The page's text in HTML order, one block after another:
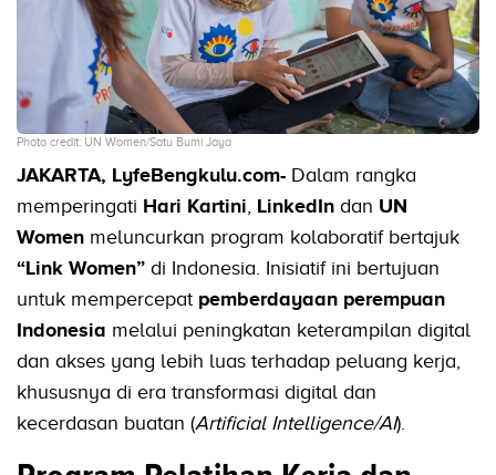
Photo credit: UN Women/Satu Bumi Jaya
JAKARTA, LyfeBengkulu.com- Dalam rangka
memperingati Hari Kartini LinkedIn dan UN
Women meluncurkan program kolaboratif bertajuk
“Link Women” di Indonesia. Inisiatif ini bertujuan
untuk mempercepat pemberdayaan perempuan
Indonesia melalui peningkatan keterampilan digital
dan akses yang lebih luas terhadap peluang kerja,
khususnya di era transformasi digital dan
kecerdasan buatan (Artificial Intelligence/AI).